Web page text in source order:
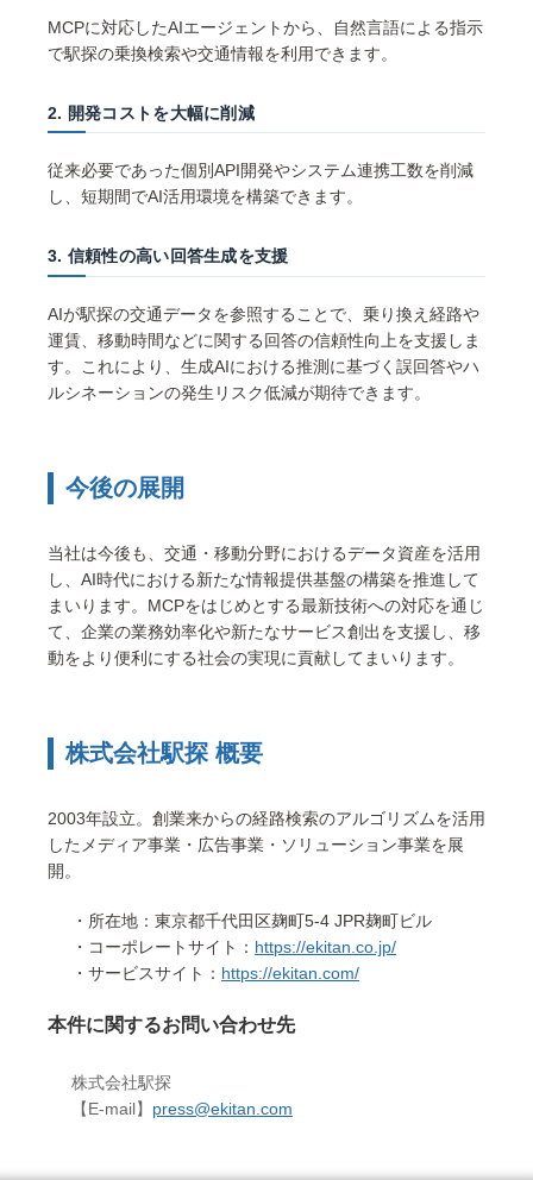
MCPに対応したAIエージェントから、自然言語による指示
で駅探の乗換検索や交通情報を利用できます。
2. 開発コストを大幅に削減
従来必要であった個別API開発やシステム連携工数を削減
し、短期間でAI活用環境を構築できます。
3. 信頼性の高い回答生成を支援
AIが駅探の交通データを参照することで、乗り換え経路や
運賃、移動時間などに関する回答の信頼性向上を支援しま
す。これにより、生成AIにおける推測に基づく誤回答やハ
ルシネーションの発生リスク低減が期待できます。
今後の展開
当社は今後も、交通・移動分野におけるデータ資産を活用
し、AI時代における新たな情報提供基盤の構築を推進して
まいります。MCPをはじめとする最新技術への対応を通じ
て、企業の業務効率化や新たなサービス創出を支援し、移
動をより便利にする社会の実現に貢献してまいります。
株式会社駅探 概要
2003年設立。創業来からの経路検索のアルゴリズムを活用
したメディア事業・広告事業・ソリューション事業を展
開。
・所在地：東京都千代田区麹町5-4 JPR麹町ビル
・コーポレートサイト： https://ekitan.co.jp/
・サービスサイト： https://ekitan.com/
本件に関するお問い合わせ先
株式会社駅探
【E-mail】 press@ekitan.com